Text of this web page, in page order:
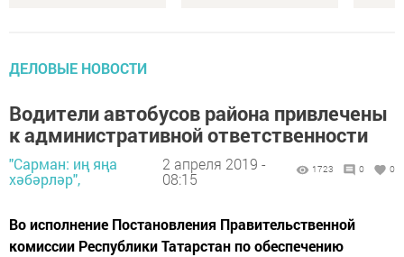
ДЕЛОВЫЕ НОВОСТИ
Водители автобусов района привлечены
к административной ответственности
"Сарман: иң яңа
хәбәрләр",
2 апреля 2019 -
08:15
1723 0 0
Во исполнение Постановления Правительственной
комиссии Республики Татарстан по обеспечению